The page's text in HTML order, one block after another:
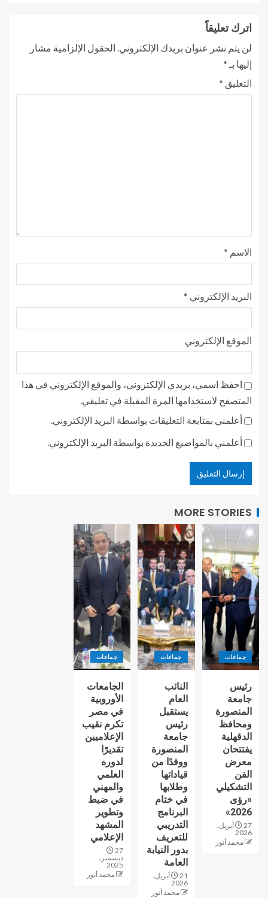
اترك تعليقاً
لن يتم نشر عنوان بريدك الإلكتروني. الحقول الإلزامية مشار
إليها بـ *
التعليق *
الاسم *
البريد الإلكتروني *
الموقع الإلكتروني
احفظ اسمي، بريدي الإلكتروني، والموقع الإلكتروني في هذا
المتصفح لاستخدامها المرة المقبلة في تعليقي.
أعلمني بمتابعة التعليقات بواسطة البريد الإلكتروني.
أعلمني بالمواضيع الجديدة بواسطة البريد الإلكتروني.
MORE STORIES
جماعات
رئيس
جامعة
المنصورة
ومحافظ
الدقهلية
يفتتحان
معرض
الفن
التشكيلي
«رؤى
2026»
27 أبريل،
2026
محمد أنور
جماعات
النائب
العام
يستقبل
رئيس
جامعة
المنصورة
ووفدًا من
قياداتها
وطلابها
في ختام
البرنامج
التدريبي
للتعريف
بدور النيابة
العامة
21 أبريل،
2026
محمد أنور
جماعات
الجامعات
الأوروبية
في مصر
تكرم نقيب
الإعلاميين
تقديرًا
لدوره
العلمي
والمهني
في ضبط
وتطوير
المشهد
الإعلامي
27
ديسمبر،
2025
محمد أنور